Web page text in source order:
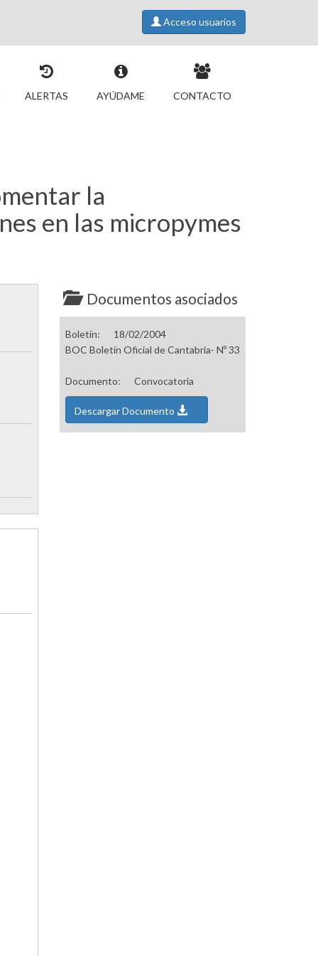
Acceso usuarios
ALERTAS AYÚDAME CONTACTO
la
en las micropymes
Documentos asociados
Boletín:
18/02/2004
BOC Boletín Oficial de Cantabria- Nº 33
Documento: Convocatoria
Descargar Documento